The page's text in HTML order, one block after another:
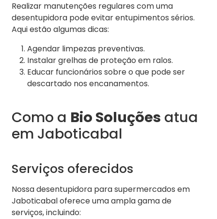
Realizar manutenções regulares com uma
desentupidora pode evitar entupimentos sérios.
Aqui estão algumas dicas:
Agendar limpezas preventivas.
Instalar grelhas de proteção em ralos.
Educar funcionários sobre o que pode ser
descartado nos encanamentos.
Como a Bio Soluções atua
em Jaboticabal
Serviços oferecidos
Nossa desentupidora para supermercados em
Jaboticabal oferece uma ampla gama de
serviços, incluindo: